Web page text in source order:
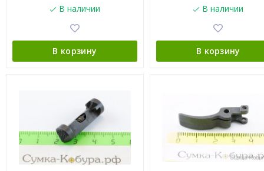
В наличии
В корзину
В наличии
В корзину